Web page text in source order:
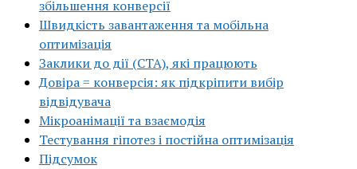
збільшення конверсії
Швидкість завантаження та мобільна
оптимізація
Заклики до дії (CTA), які працюють
Довіра = конверсія: як підкріпити вибір
відвідувача
Мікроанімації та взаємодія
Тестування гіпотез і постійна оптимізація
Підсумок